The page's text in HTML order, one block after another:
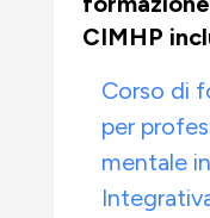
CIMHP
Corso di
per
mentale